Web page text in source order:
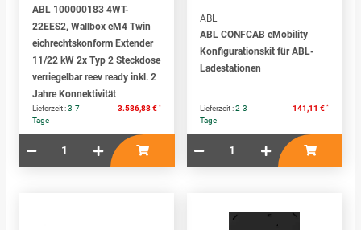
ABL 100000183 4WT-
22EES2, Wallbox eM4 Twin
eichrechtskonform Extender
11/22 kW 2x Typ 2 Steckdose
verriegelbar reev ready inkl. 2
Jahre Konnektivität
Lieferzeit :3-7
Tage
3.586,88 € *
ABL
ABL CONFCAB eMobility
Konfigurationskit für ABL-
Ladestationen
Lieferzeit :2-3
Tage
141,11 € *